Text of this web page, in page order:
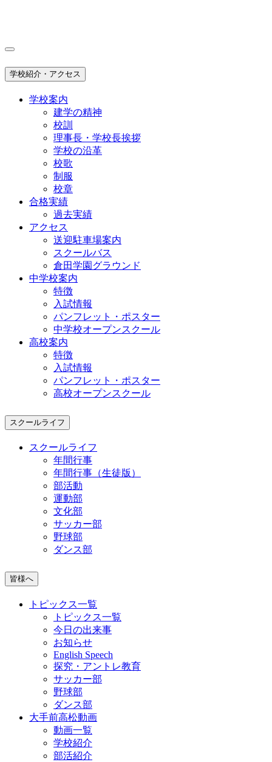
学校紹介・アクセス
学校案内
建学の精神
校訓
理事長・学校長挨拶
学校の沿革
校歌
制服
校章
合格実績
過去実績
アクセス
送迎駐車場案内
スクールバス
倉田学園グラウンド
中学校案内
特徴
入試情報
パンフレット・ポスター
中学校オープンスクール
高校案内
特徴
入試情報
パンフレット・ポスター
高校オープンスクール
スクールライフ
スクールライフ
年間行事
年間行事（生徒版）
部活動
運動部
文化部
サッカー部
野球部
ダンス部
皆様へ
トピックス一覧
トピックス一覧
今日の出来事
お知らせ
English Speech
探究・アントレ教育
サッカー部
野球部
ダンス部
大手前高松動画
動画一覧
学校紹介
部活紹介